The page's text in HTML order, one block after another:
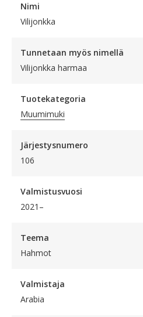
Nimi
Vilijonkka
Tunnetaan myös nimellä
Vilijonkka harmaa
Tuotekategoria
Muumimuki
Järjestysnumero
106
Valmistusvuosi
2021–
Teema
Hahmot
Valmistaja
Arabia